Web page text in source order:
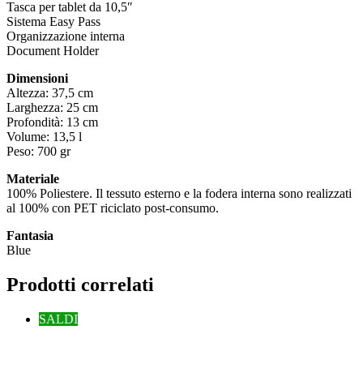
Tasca per tablet da 10,5″
Sistema Easy Pass
Organizzazione interna
Document Holder
Dimensioni
Altezza: 37,5 cm
Larghezza: 25 cm
Profondità: 13 cm
Volume: 13,5 l
Peso: 700 gr
Materiale
100% Poliestere. Il tessuto esterno e la fodera interna sono realizzati
al 100% con PET riciclato post-consumo.
Fantasia
Blue
Prodotti correlati
SALDI